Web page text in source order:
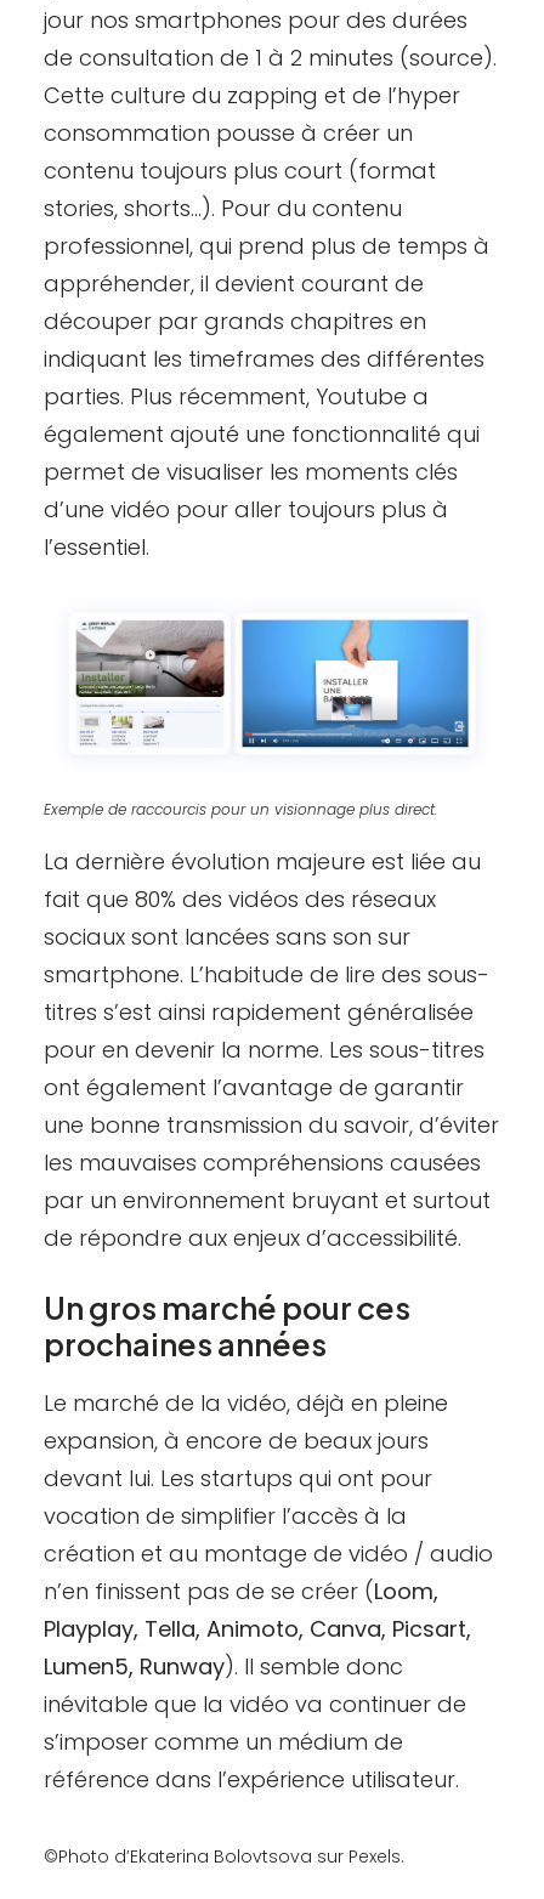
jour nos smartphones pour des durées
de consultation de 1 à 2 minutes (source).
Cette culture du zapping et de l’hyper
consommation pousse à créer un
contenu toujours plus court (format
stories, shorts…). Pour du contenu
professionnel, qui prend plus de temps à
appréhender, il devient courant de
découper par grands chapitres en
indiquant les timeframes des différentes
parties. Plus récemment, Youtube a
également ajouté une fonctionnalité qui
permet de visualiser les moments clés
d’une vidéo pour aller toujours plus à
l’essentiel.
Exemple de raccourcis pour un visionnage plus direct.
La dernière évolution majeure est liée au
fait que 80% des vidéos des réseaux
sociaux sont lancées sans son sur
smartphone. L’habitude de lire des sous-
titres s’est ainsi rapidement généralisée
pour en devenir la norme. Les sous-titres
ont également l’avantage de garantir
une bonne transmission du savoir, d’éviter
les mauvaises compréhensions causées
par un environnement bruyant et surtout
de répondre aux enjeux d’accessibilité.
Un gros marché pour ces
prochaines années
Le marché de la vidéo, déjà en pleine
expansion, à encore de beaux jours
devant lui. Les startups qui ont pour
vocation de simplifier l’accès à la
création et au montage de vidéo / audio
n’en finissent pas de se créer (Loom,
Playplay, Tella, Animoto, Canva, Picsart,
Lumen5, Runway). Il semble donc
inévitable que la vidéo va continuer de
s’imposer comme un médium de
référence dans l’expérience utilisateur.
©Photo d’Ekaterina Bolovtsova sur Pexels.